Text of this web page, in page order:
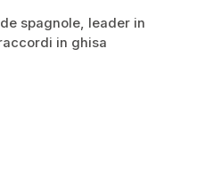
spagnole, leader in
in ghisa